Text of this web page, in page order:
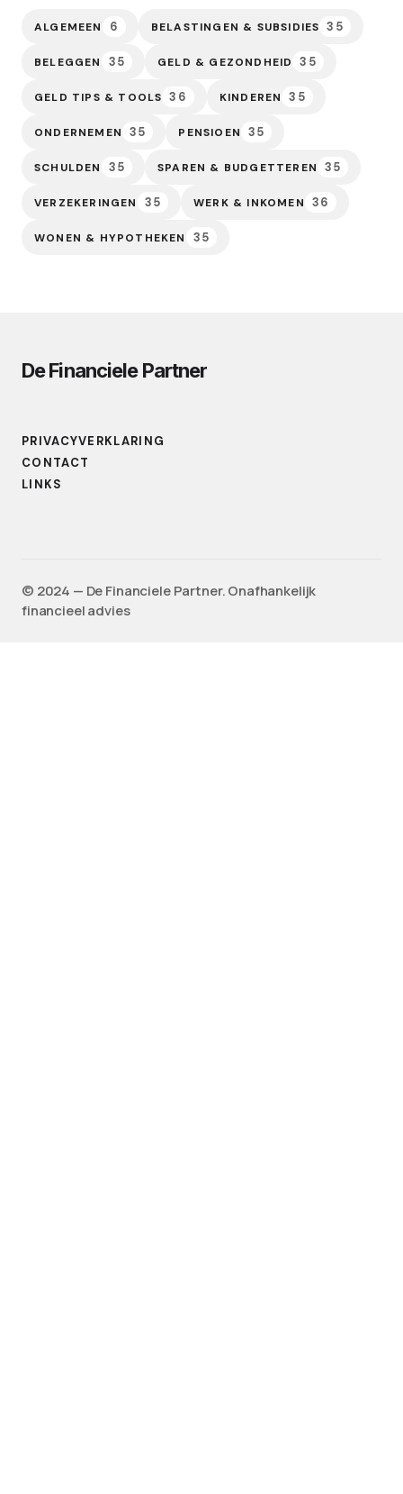
ALGEMEEN 6 BELASTINGEN & SUBSIDIES 35
BELEGGEN 35 GELD & GEZONDHEID 35
GELD TIPS & TOOLS 36 KINDEREN 35
ONDERNEMEN 35 PENSIOEN 35
SCHULDEN 35 SPAREN & BUDGETTEREN 35
VERZEKERINGEN 35 WERK & INKOMEN 36
WONEN & HYPOTHEKEN 35
De Financiele Partner
PRIVACYVERKLARING
CONTACT
LINKS
©️ 2024 — De Financiele Partner. Onafhankelijk
financieel advies